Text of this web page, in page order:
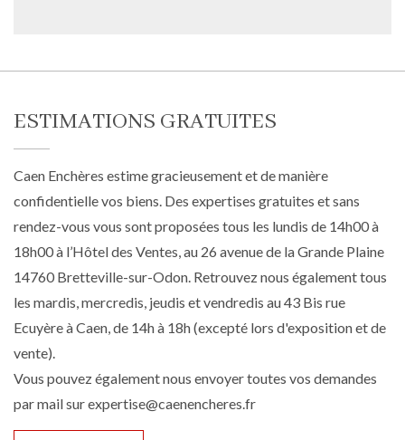
ESTIMATIONS GRATUITES
Caen Enchères estime gracieusement et de manière
confidentielle vos biens. Des expertises gratuites et sans
rendez-vous vous sont proposées tous les lundis de 14h00 à
18h00 à l’Hôtel des Ventes, au 26 avenue de la Grande Plaine
14760 Bretteville-sur-Odon. Retrouvez nous également tous
les mardis, mercredis, jeudis et vendredis au 43 Bis rue
Ecuyère à Caen, de 14h à 18h (excepté lors d'exposition et de
vente).
Vous pouvez également nous envoyer toutes vos demandes
par mail sur expertise@caenencheres.fr